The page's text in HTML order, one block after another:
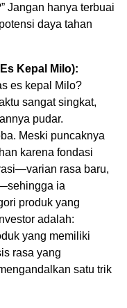
Jangan hanya terbuai
daya tahan
Kepal Milo):
es kepal Milo?
sangat singkat,
pudar.
Meski puncaknya
karena fondasi
rasa baru,
ia
produk yang
adalah:
yang memiliki
rasa yang
satu trik